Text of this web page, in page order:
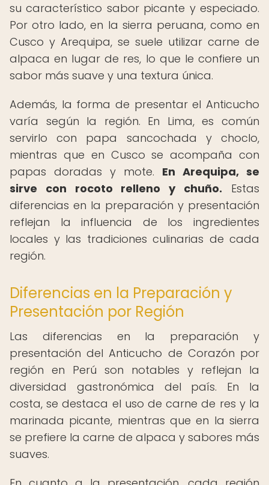
su característico sabor picante y especiado.
Por otro lado, en la sierra peruana, como en
Cusco y Arequipa, se suele utilizar carne de
alpaca en lugar de res, lo que le confiere un
sabor más suave y una textura única.
Además, la forma de presentar el Anticucho
varía según la región. En Lima, es común
servirlo con papa sancochada y choclo,
mientras que en Cusco se acompaña con
papas doradas y mote. En Arequipa, se
sirve con rocoto relleno y chuño. Estas
diferencias en la preparación y presentación
reflejan la influencia de los ingredientes
locales y las tradiciones culinarias de cada
región.
Diferencias en la Preparación y
Presentación por Región
Las diferencias en la preparación y
presentación del Anticucho de Corazón por
región en Perú son notables y reflejan la
diversidad gastronómica del país. En la
costa, se destaca el uso de carne de res y la
marinada picante, mientras que en la sierra
se prefiere la carne de alpaca y sabores más
suaves.